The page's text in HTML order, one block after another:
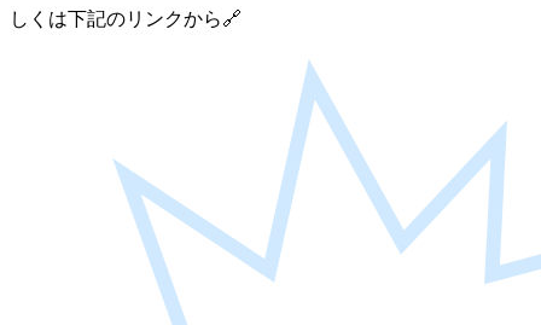
しくは下記のリンクから🔗